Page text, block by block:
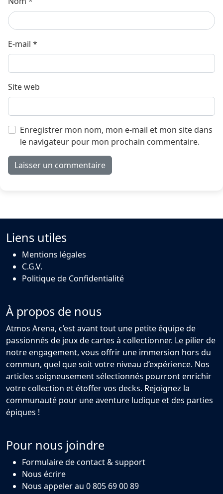
E-mail *
Site web
Enregistrer mon nom, mon e-mail et mon site dans
le navigateur pour mon prochain commentaire.
Liens utiles
Mentions légales
C.G.V.
Politique de Confidentialité
À propos de nous
Atmos Arena, c’est avant tout une petite équipe de
passionnés de jeux de cartes à collectionner. Le pilier de
notre engagement, vous offrir une immersion hors du
commun, quel que soit votre niveau d’expérience. Nos
articles soigneusement sélectionnés pourront enrichir
votre collection et étoffer vos decks. Rejoignez la
communauté pour une aventure ludique et des parties
épiques !
Pour nous joindre
Formulaire de contact & support
Nous écrire
Nous appeler au 0 805 69 00 89